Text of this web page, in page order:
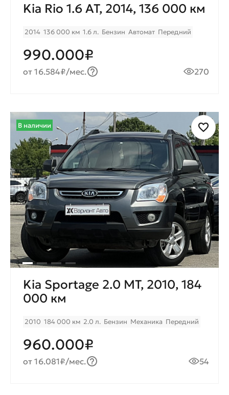
Kia Rio 1.6 AT, 2014, 136 000 км
2014 136 000 км 1.6 л. Бензин Автомат Передний
990.000₽
от 16.584₽/мес. 270
В наличии
Kia Sportage 2.0 МТ, 2010, 184
000 км
2010 184 000 км 2.0 л. Бензин Механика Передний
960.000₽
от 16.081₽/мес. 54